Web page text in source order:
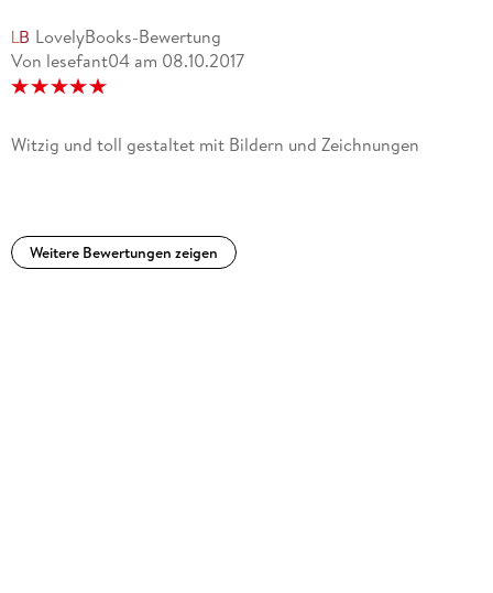
LovelyBooks-Bewertung
Von lesefant04 am 08.10.2017
Witzig und toll gestaltet mit Bildern und Zeichnungen
Weitere Bewertungen zeigen